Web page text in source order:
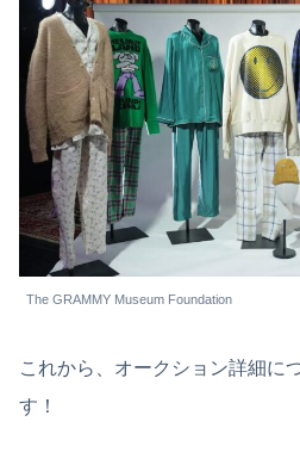
The GRAMMY Museum Foundation
これから、オークション詳細に
す！